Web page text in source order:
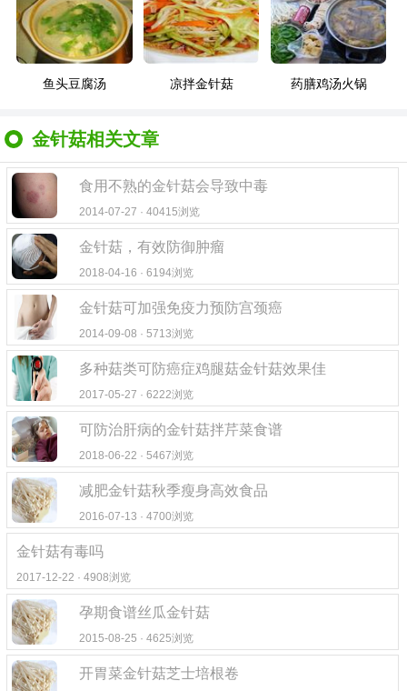
鱼头豆腐汤 凉拌金针菇 药膳鸡汤火锅
金针菇相关文章
食用不熟的金针菇会导致中毒
2014-07-27 · 40415浏览
金针菇，有效防御肿瘤
2018-04-16 · 6194浏览
金针菇可加强免疫力预防宫颈癌
2014-09-08 · 5713浏览
多种菇类可防癌症鸡腿菇金针菇效果佳
2017-05-27 · 6222浏览
可防治肝病的金针菇拌芹菜食谱
2018-06-22 · 5467浏览
减肥金针菇秋季瘦身高效食品
2016-07-13 · 4700浏览
金针菇有毒吗
2017-12-22 · 4908浏览
孕期食谱丝瓜金针菇
2015-08-25 · 4625浏览
开胃菜金针菇芝士培根卷